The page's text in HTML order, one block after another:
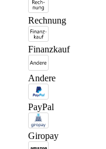
Rechnung
Finanzkauf
Andere
PayPal
Giropay